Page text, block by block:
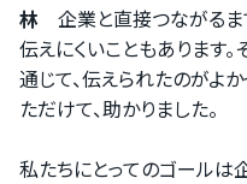
林 企業と直接つながる
伝えにくいこともあります
通じて、伝えられたのがよ
ただけて、助かりました。
私たちにとってのゴールは